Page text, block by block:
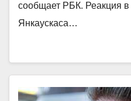
сообщает РБК. Реакция в
Янкаускаса…